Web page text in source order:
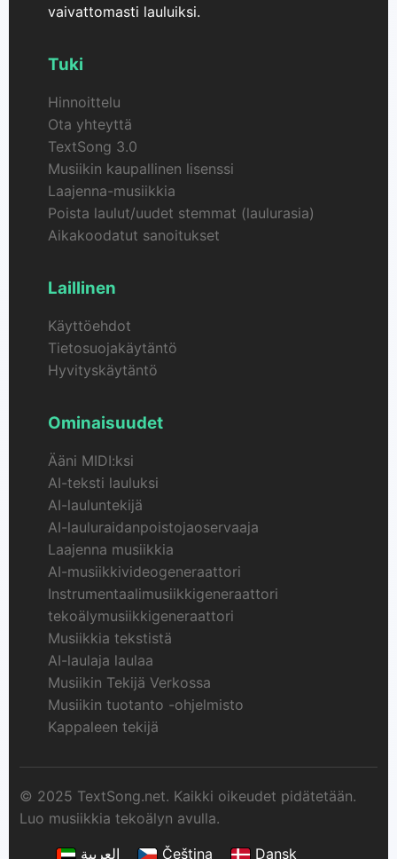
vaivattomasti lauluiksi.
Tuki
Hinnoittelu
Ota yhteyttä
TextSong 3.0
Musiikin kaupallinen lisenssi
Laajenna-musiikkia
Poista laulut/uudet stemmat (laulurasia)
Aikakoodatut sanoitukset
Laillinen
Käyttöehdot
Tietosuojakäytäntö
Hyvityskäytäntö
Ominaisuudet
Ääni MIDI:ksi
AI-teksti lauluksi
AI-lauluntekijä
AI-lauluraidanpoistojaoservaaja
Laajenna musiikkia
AI-musiikkivideogeneraattori
Instrumentaalimusiikkigeneraattori
tekoälymusiikkigeneraattori
Musiikkia tekstistä
AI-laulaja laulaa
Musiikin Tekijä Verkossa
Musiikin tuotanto -ohjelmisto
Kappaleen tekijä
© 2025 TextSong.net. Kaikki oikeudet pidätetään.
Luo musiikkia tekoälyn avulla.
العربية
Čeština Dansk